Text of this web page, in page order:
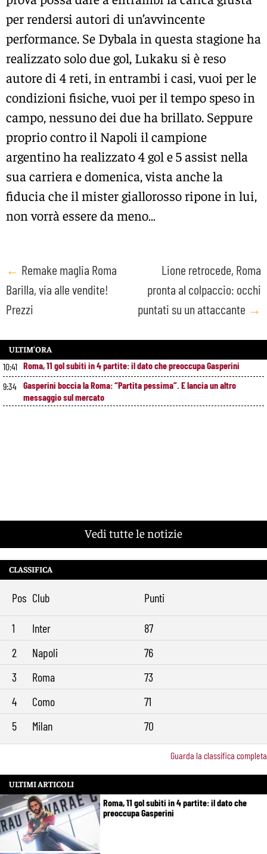
per rendersi autori di un’avvincente
performance. Se Dybala in questa stagione ha
realizzato solo due gol, Lukaku si è reso
autore di 4 reti, in entrambi i casi, vuoi per le
condizioni fisiche, vuoi per il tempo speso in
campo, nessuno dei due ha brillato. Seppure
proprio contro il Napoli il campione
argentino ha realizzato 4 gol e 5 assist nella
sua carriera e domenica, vista anche la
fiducia che il mister giallorosso ripone in lui,
non vorrà essere da meno…
Post
navigation
← Remake maglia Roma
Barilla, via alle vendite!
Prezzi
Lione retrocede, Roma
pronta al colpaccio: occhi
puntati su un attaccante →
ULTIM’ORA
10:41 Roma, 11 gol subiti in 4 partite: il dato che preoccupa Gasperini
9:34 Gasperini boccia la Roma: “Partita pessima”. E lancia un altro
messaggio sul mercato
Vedi tutte le notizie
CLASSIFICA
Pos Club Punti
1 Inter
87
2
Napoli
76
3
Roma
73
4
Como
71
5
Milan 70
Guarda la classifica completa
ULTIMI ARTICOLI
Roma, 11 gol subiti in 4 partite: il dato che
preoccupa Gasperini